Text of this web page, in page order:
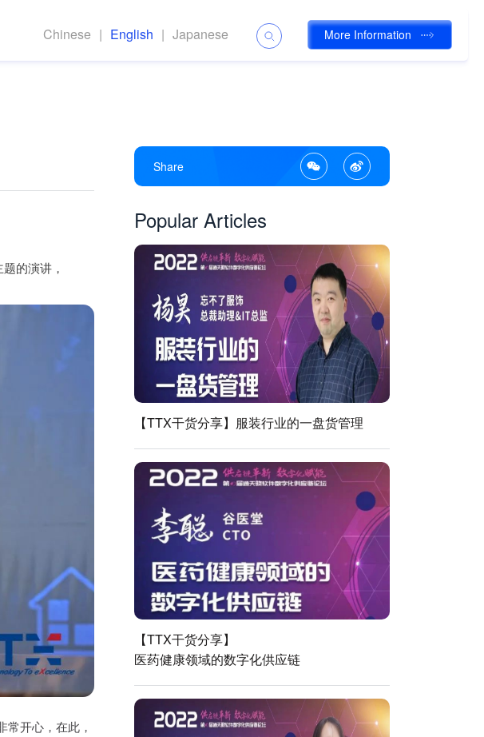
Chinese | English | Japanese More Information
的演讲，
开心，在此，
Share
Popular Articles
【TTX干货分享】服装行业的一盘货管理
【TTX干货分享】
医药健康领域的数字化供应链